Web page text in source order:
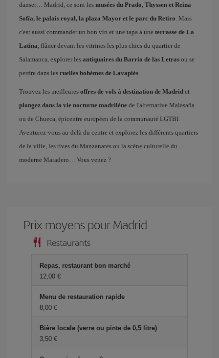
danser… Madrid, ce sont les musées du Prado, Thyssen et Reina
Sofía, le palais royal, la plaza Mayor et le parc du Retiro. Mais
c'est aussi commander un bon vin et une tapa à une terrasse de La
Latina, flâner devant les vitrines les plus chics du quartier de
Salamanca, explorer les antiquaires du Barrio de las Letras ou se
perdre dans les ruelles bohèmes de Lavapiés.
Trouvez les meilleures offres de vols à destination de Madrid et
plongez dans la vie nocturne madrilène de l'alternative Malasaña
ou de Chueca, épicentre européen de la communauté LGTBI.
Aventurez-vous au-delà du centre et explorez les différents quartiers
de la ville, les rives du Manzanares ou la scène culturelle du
moderne Matadero… Vous venez ?
Prix ​​moyens pour Madrid
Restaurants
Repas, restaurant bon marché
12,00 €
Menu de restauration rapide
8,00 €
Bière locale (verre ou pinte de 0,5 litre)
3,50 €